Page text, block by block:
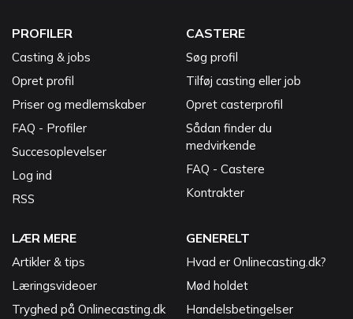
PROFILER
Casting & jobs
Opret profil
Priser og medlemskaber
FAQ - Profiler
Succesoplevelser
Log ind
RSS
CASTERE
Søg profil
Tilføj casting eller job
Opret casterprofil
Sådan finder du
medvirkende
FAQ - Castere
Kontrakter
LÆR MERE
Artikler & tips
Læringsvideoer
Tryghed på Onlinecasting.dk
GENERELT
Hvad er Onlinecasting.dk?
Mød holdet
Handelsbetingelser